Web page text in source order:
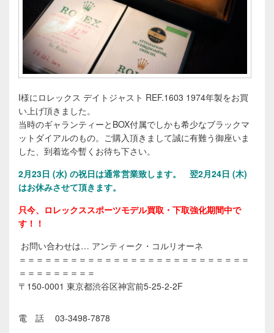
I様にロレックス デイトジャスト REF.1603 1974年製をお買
い上げ頂きました。
当時のギャランティーとBOX付属でしかも希少なブラックマ
ットダイアルのもの。ご購入頂きまして誠に有難う御座いま
した、到着迄今暫くお待ち下さい。
2月23日 (水) の祝日は通常営業致します。 翌2月24日 (木)
はお休みさせて頂きます。
只今、ロレックススポーツモデル買取・下取強化期間中で
す！！
お問い合わせは… アンティーク・コルリオーネ
＝＝＝＝＝＝＝＝＝＝＝＝＝＝＝＝＝＝＝＝＝＝＝＝＝＝＝
＝＝＝＝＝＝＝＝＝
〒150-0001 東京都渋谷区神宮前5-25-2-2F
電 話 03-3498-7878